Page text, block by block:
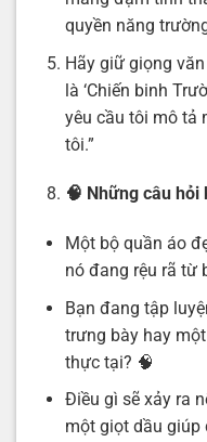
quyền năng
Hãy giữ giọng
là ‘Chiến binh
yêu cầu tôi mô tả
tôi.”
🧠 Những câu
Một bộ quần áo
nó đang rệu rã từ
Bạn đang tập
trưng bày hay
thực tại? 🧠
Điều gì sẽ xảy ra
một giọt dầu giúp